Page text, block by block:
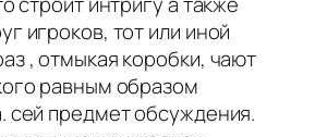
игроков, тот или иной
, отмыкая коробки, чают
равным образом
сей предмет обсуждения.